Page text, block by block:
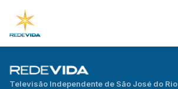
Televisão Independente de São José do Rio